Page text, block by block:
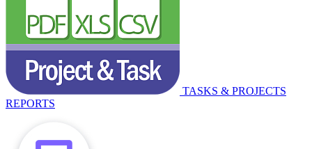
TASKS & PROJECTS
REPORTS